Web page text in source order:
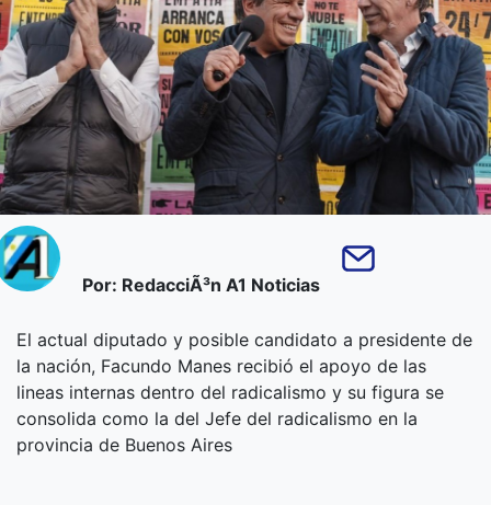
Por: RedacciÃ³n A1 Noticias
El actual diputado y posible candidato a presidente de
la nación, Facundo Manes recibió el apoyo de las
lineas internas dentro del radicalismo y su figura se
consolida como la del Jefe del radicalismo en la
provincia de Buenos Aires